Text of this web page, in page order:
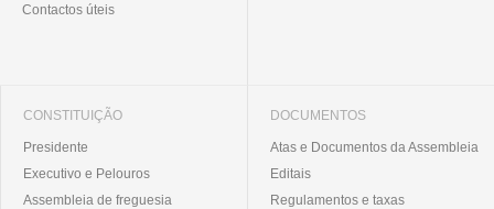
Contactos úteis
CONSTITUIÇÃO
Presidente
Executivo e Pelouros
Assembleia de freguesia
DOCUMENTOS
Atas e Documentos da Assembleia
Editais
Regulamentos e taxas